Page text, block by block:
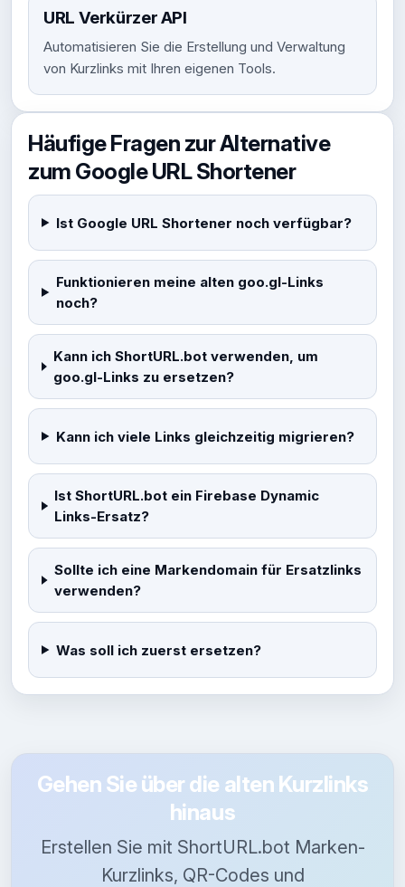
URL Verkürzer API
Automatisieren Sie die Erstellung und Verwaltung
von Kurzlinks mit Ihren eigenen Tools.
Häufige Fragen zur Alternative
zum Google URL Shortener
Ist Google URL Shortener noch verfügbar?
Funktionieren meine alten goo.gl-Links
noch?
Kann ich ShortURL.bot verwenden, um
goo.gl-Links zu ersetzen?
Kann ich viele Links gleichzeitig migrieren?
Ist ShortURL.bot ein Firebase Dynamic
Links-Ersatz?
Sollte ich eine Markendomain für Ersatzlinks
verwenden?
Was soll ich zuerst ersetzen?
Gehen Sie über die alten Kurzlinks
hinaus
Erstellen Sie mit ShortURL.bot Marken-
Kurzlinks, QR-Codes und